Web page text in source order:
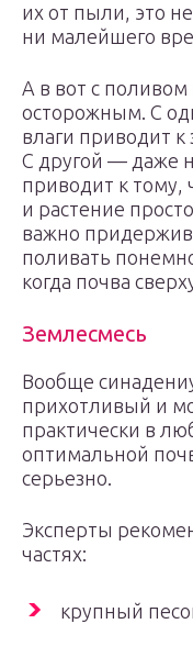
их от пыли, это
ни малейшего
А в вот с
осторожным. С
влаги приводит к
С другой — даже
приводит к тому,
и растение
важно
поливать
когда почва
Землесмесь
Вообще
прихотливый и
практически в
оптимальной
серьезно.
Эксперты
частях:
крупный